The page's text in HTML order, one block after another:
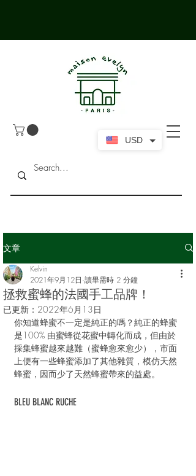
文章
拯救蜜蜂的法國手工品牌！
Kelvin
2021年9月12日 讀畢需時 2 分鐘
已更新： 2022年6月13日
你知道蜂蜜不一定是純正的嗎？純正的蜂蜜
是100% 由蜜蜂從花蜜中轉化而成，但由於
採集蜂蜜越來越難（蜜蜂愈來愈少），市面
上便有一些蜂蜜添加了其他雜質，模仿天然
蜂蜜，因而少了天然蜂蜜帶來的益處。
BLEU BLANC RUCHE
USD